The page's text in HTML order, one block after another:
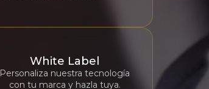
White Label
Personaliza nuestra tecnología
con tu marca y hazla tuya.